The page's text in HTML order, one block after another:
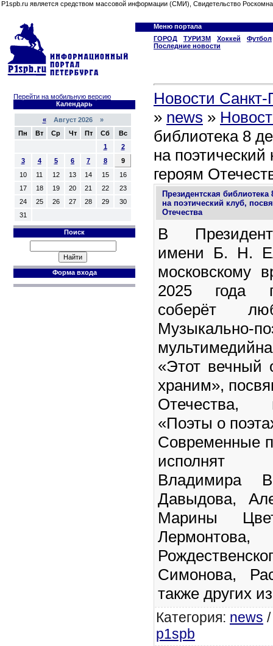
P1spb.ru является средством массовой информации (СМИ), Свидетельство
Меню портала
ГОРОД
ТУРИЗМ Хоккей
Футбол
Последние новости
Перейти на мобильную версию
Календарь
«Август 2026 »
Пн
Вт Ср Чт Пт Сб
Вс
1
2
3
4 5 6 7 8
9
10
11 12 13 14 15
16
17
18 19 20 21 22
23
24
25 26 27 28 29
30
31
Поиск
Форма входа
Новости Санкт-
» news »
библиотека 8
на
героям
Президентская библиотека
на поэтический клуб,
Отечества
В
имени Б. Н.
московскому
2025 года
соберёт
Музыкально-
«Этот вечный
храним»,
Отечества,
«Поэты о
Современные
исполнят
Владимира
Давыдова,
Марины
Симонова,
также других
Категория: news
p1spb